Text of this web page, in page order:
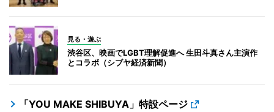
見る・遊ぶ
渋谷区、映画でLGBT理解促進へ 生田斗真さん主演作
とコラボ（シブヤ経済新聞）
「YOU MAKE SHIBUYA」特設ページ